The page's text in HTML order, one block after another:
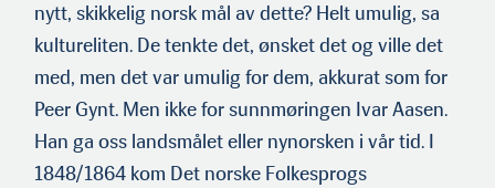
nytt, skikkelig norsk mål av dette? Helt umulig, sa
kultureliten. De tenkte det, ønsket det og ville det
med, men det var umulig for dem, akkurat som for
Peer Gynt. Men ikke for sunnmøringen Ivar Aasen.
Han ga oss landsmålet eller nynorsken i vår tid. I
1848/1864 kom Det norske Folkesprogs